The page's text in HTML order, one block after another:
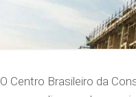
O Centro Brasileiro da